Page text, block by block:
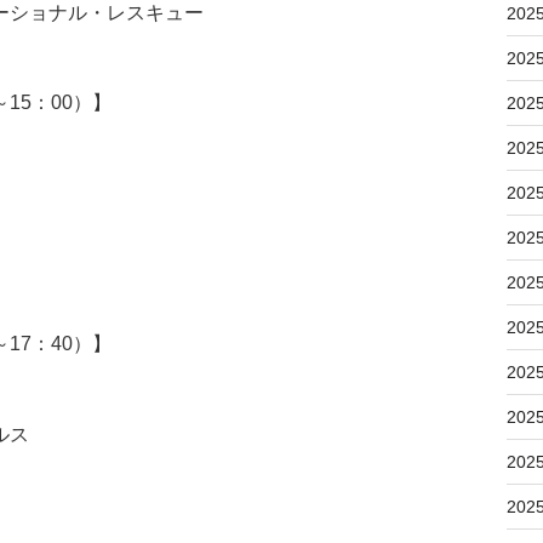
ョナル・レスキュー
：00）】
：40）】
ス